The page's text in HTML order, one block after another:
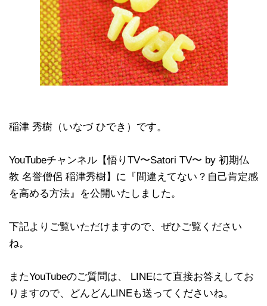
稲津 秀樹（いなづ ひでき）です。
YouTubeチャンネル【悟りTV〜Satori TV〜 by 初期仏
教 名誉僧侶 稲津秀樹】に『間違えてない？自己肯定感
を高める方法』を公開いたしました。
下記よりご覧いただけますので、ぜひご覧ください
ね。
またYouTubeのご質問は、 LINEにて直接お答えしてお
りますので、どんどんLINEも送ってくださいね。